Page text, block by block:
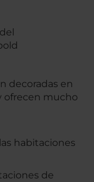
decoradas en
ofrecen mucho
habitaciones
de